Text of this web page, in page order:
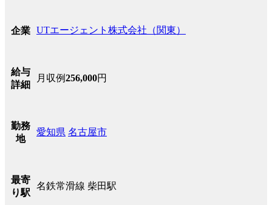
企業 UTエージェント株式会社（関東）
給与
詳細
月収例256,000円
勤務
地
愛知県 名古屋市
最寄
り駅
名鉄常滑線 柴田駅